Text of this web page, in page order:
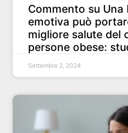
Commento su Una
emotiva può
migliore salute del
persone obese:
Settembre 2, 2024